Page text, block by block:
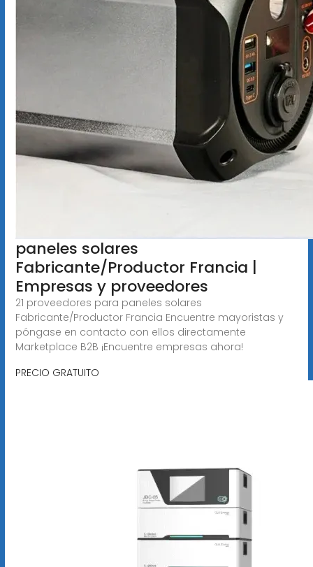
paneles solares
Fabricante/Productor Francia |
Empresas y proveedores
21 proveedores para paneles solares
Fabricante/Productor Francia Encuentre mayoristas y
póngase en contacto con ellos directamente
Marketplace B2B ¡Encuentre empresas ahora!
PRECIO GRATUITO